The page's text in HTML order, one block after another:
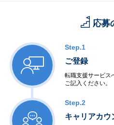
応募
Step.1
ご登録
転職支援サービス
ご記入ください。
Step.2
キャリアカウ